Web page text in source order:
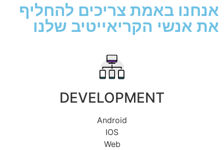
אנחנו באמת צריכים להחליף
את אנשי הקריאייטיב שלנו
DEVELOPMENT
Android
IOS
Web